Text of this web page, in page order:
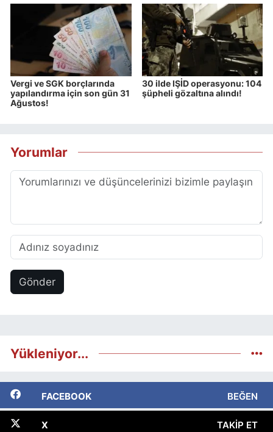
Vergi ve SGK borçlarında
yapılandırma için son gün 31
Ağustos!
30 ilde IŞİD operasyonu: 104
şüpheli gözaltına alındı!
Yorumlar
Gönder
Yükleniyor...
FACEBOOK BEĞEN
X TAKIP ET